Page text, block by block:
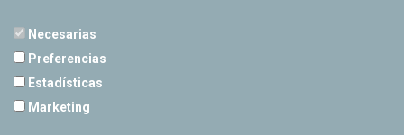
Necesarias
Preferencias
Estadísticas
Marketing